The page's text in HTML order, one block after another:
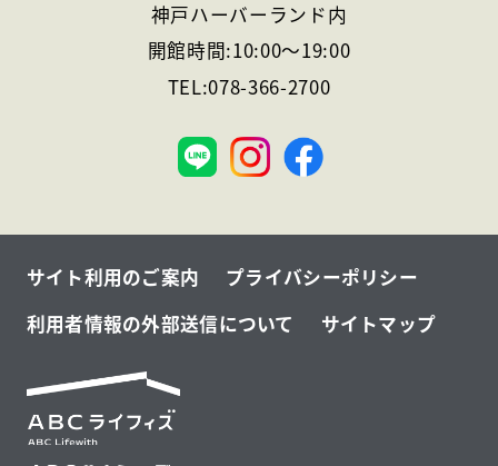
神戸ハーバーランド内
開館時間:10:00～19:00
TEL:078-366-2700
神
戸
サイト利用のご案内
プライバシーポリシー
利用者情報の外部送信について
サイトマップ